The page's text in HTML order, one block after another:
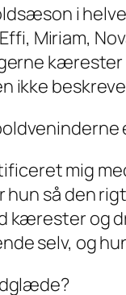
i
Miriam,
kærester
mig
hun så den
kærester og
selv, og